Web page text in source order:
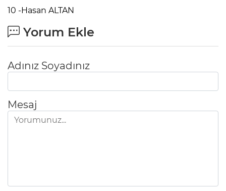
10 -Hasan ALTAN
Yorum Ekle
Adınız Soyadınız
Mesaj